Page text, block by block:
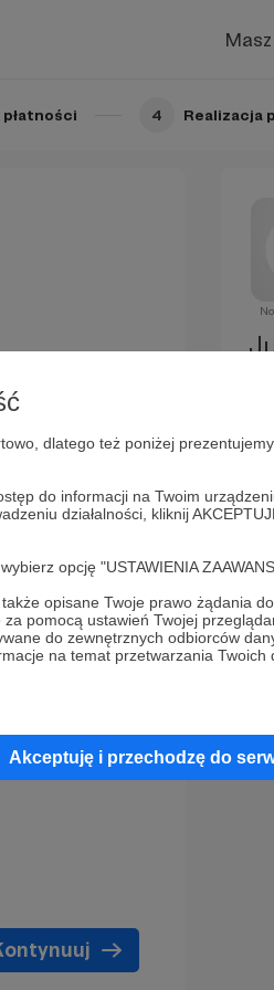
dlatego też poniżej
do informacji na Twoim
działalności, kliknij
opcję "USTAWIENIA
opisane Twoje prawo żądania
pomocą ustawień Twojej
do zewnętrznych odbiorców
na temat przetwarzania Twoich
Akceptuję i przechodzę do
płatności 4 Realizacja